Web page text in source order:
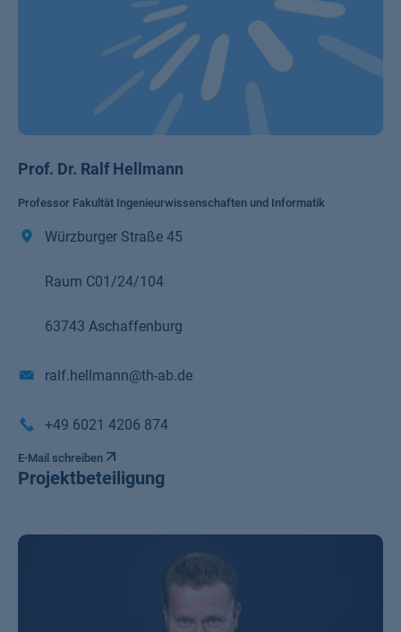
Prof. Dr. Ralf Hellmann
Professor Fakultät Ingenieurwissenschaften und Informatik
Würzburger Straße 45
Raum C01/24/104
63743 Aschaffenburg
ralf.hellmann@th-ab.de
+49 6021 4206 874
E-Mail schreiben
Projektbeteiligung